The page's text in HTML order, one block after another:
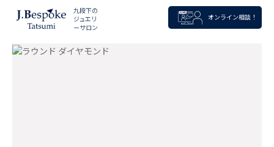
九段下の
ジュエリ
ーサロン
オンライン相談！